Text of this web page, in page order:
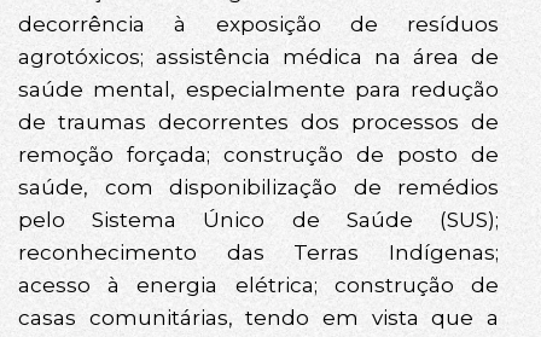
decorrência à exposição de resíduos
agrotóxicos; assistência médica na área de
saúde mental, especialmente para redução
de traumas decorrentes dos processos de
remoção forçada; construção de posto de
saúde, com disponibilização de remédios
pelo Sistema Único de Saúde (SUS);
reconhecimento das Terras Indígenas;
acesso à energia elétrica; construção de
casas comunitárias, tendo em vista que a